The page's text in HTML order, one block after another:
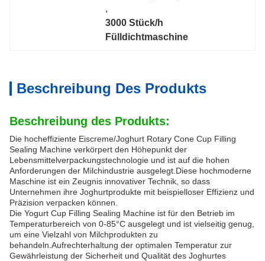
,
3000 Stück/h
Fülldichtmaschine
Beschreibung Des Produkts
Beschreibung des Produkts:
Die hocheffiziente Eiscreme/Joghurt Rotary Cone Cup Filling
Sealing Machine verkörpert den Höhepunkt der
Lebensmittelverpackungstechnologie und ist auf die hohen
Anforderungen der Milchindustrie ausgelegt.Diese hochmoderne
Maschine ist ein Zeugnis innovativer Technik, so dass
Unternehmen ihre Joghurtprodukte mit beispielloser Effizienz und
Präzision verpacken können.
Die Yogurt Cup Filling Sealing Machine ist für den Betrieb im
Temperaturbereich von 0-85°C ausgelegt und ist vielseitig genug,
um eine Vielzahl von Milchprodukten zu
behandeln.Aufrechterhaltung der optimalen Temperatur zur
Gewährleistung der Sicherheit und Qualität des Joghurtes